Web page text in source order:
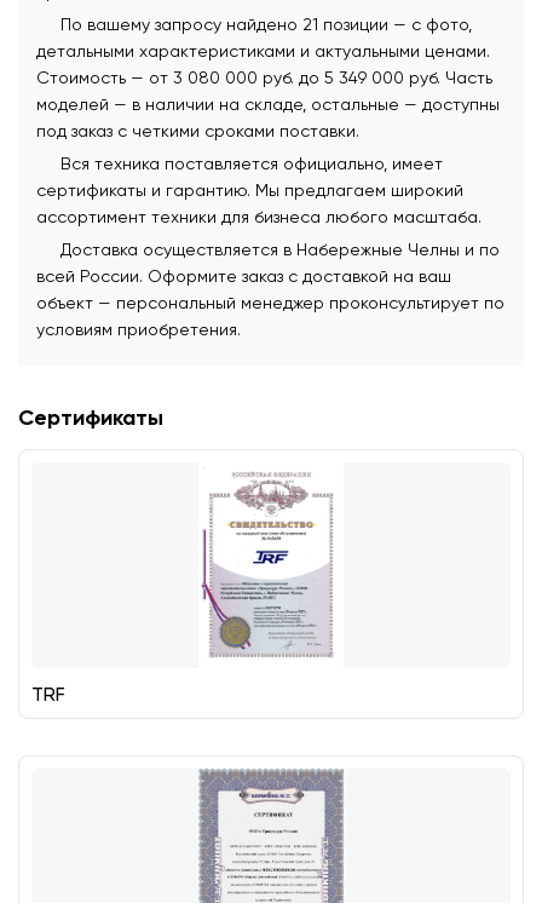
По вашему запросу найдено 21 позиции — с фото,
детальными характеристиками и актуальными ценами.
Стоимость — от 3 080 000 руб. до 5 349 000 руб. Часть
моделей — в наличии на складе, остальные — доступны
под заказ с четкими сроками поставки.
Вся техника поставляется официально, имеет
сертификаты и гарантию. Мы предлагаем широкий
ассортимент техники для бизнеса любого масштаба.
Доставка осуществляется в Набережные Челны и по
всей России. Оформите заказ с доставкой на ваш
объект — персональный менеджер проконсультирует по
условиям приобретения.
Сертификаты
TRF